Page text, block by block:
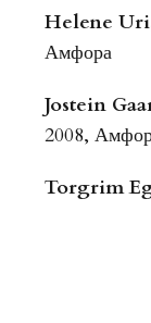
Helene
Амфора
Jostein
2008,
Torgrim